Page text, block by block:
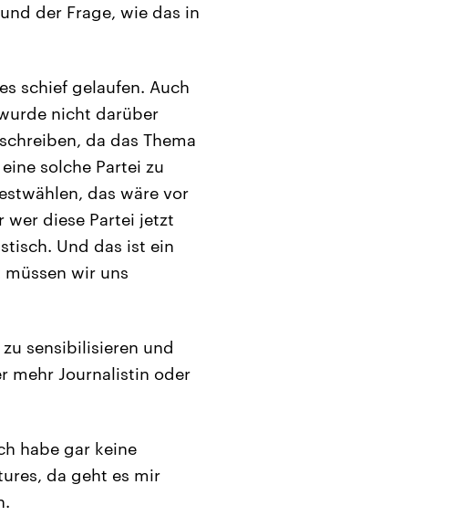
der Frage, wie das in
schief gelaufen. Auch
nicht darüber
da das Thema
solche Partei zu
das wäre vor
wer diese Partei jetzt
Und das ist ein
wir uns
sensibilisieren und
mehr Journalistin oder
habe gar keine
da geht es mir